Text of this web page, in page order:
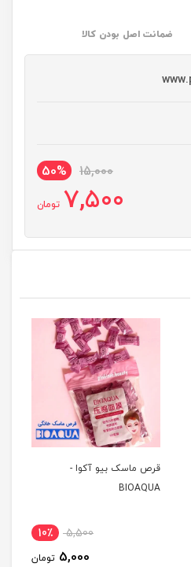
ضمانت اصل بودن کالا
15,000
50%
7,500 تومان
قرص ماسک بیو آکوا -
BIOAQUA
5,500 10٪
5,000 تومان